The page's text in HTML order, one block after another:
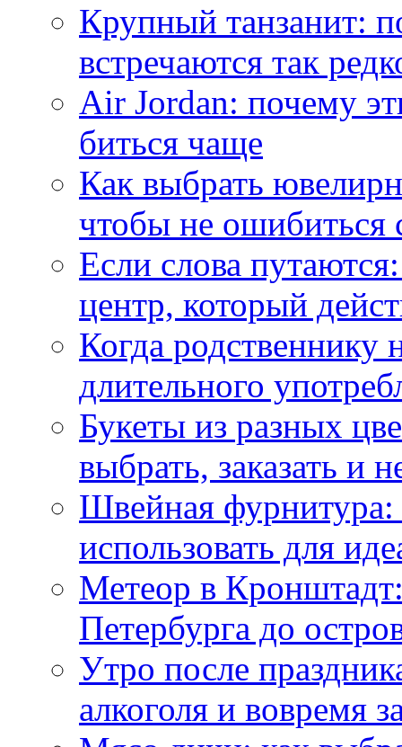
Крупный танзанит:
встречаются так
Air Jordan: почему
биться чаще
Как выбрать
чтобы не ошибиться
Если слова
центр, который
Когда
длительного
Букеты из разных
выбрать, заказать и
Швейная фурнитура:
использовать для
Метеор в
Петербурга до
Утро после
алкоголя и вовремя